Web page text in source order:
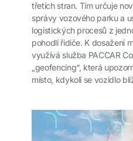
třetích stran. Tím určuje
správy vozového parku a
logistických procesů z
pohodlí řidiče. K dosažení
využívá služba PACCAR
„geofencing“, která
místo, kdykoli se vozidlo